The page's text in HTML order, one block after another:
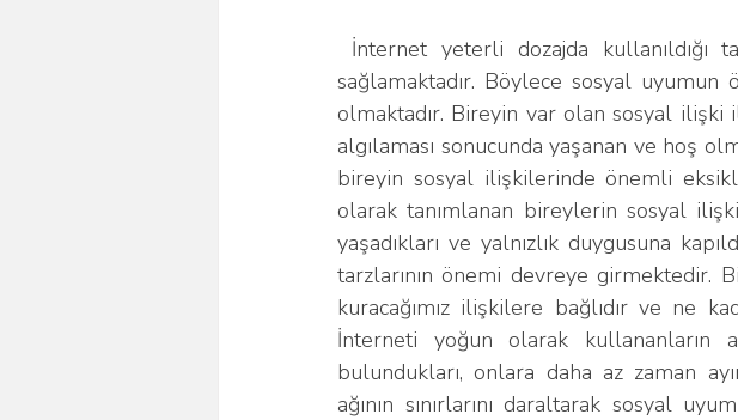
sağlamaktadır. Böylece sosyal
olmaktadır. Bireyin var olan sosyal ilişki
algılaması sonucunda yaşanan ve hoş
bireyin sosyal ilişkilerinde önemli
olarak tanımlanan bireylerin sosyal
yaşadıkları ve yalnızlık duygusuna
tarzlarının önemi devreye girmektedir.
kuracağımız ilişkilere bağlıdır ve ne
İnterneti yoğun olarak
bulundukları, onlara daha az zaman
ağının sınırlarını daraltarak sosyal